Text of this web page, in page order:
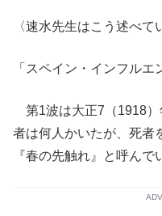
〈速水先生はこう述べて
「スペイン・インフルエ
第1波は大正7（1918）
者は何人かいたが、死者
『春の先触れ』と呼んで